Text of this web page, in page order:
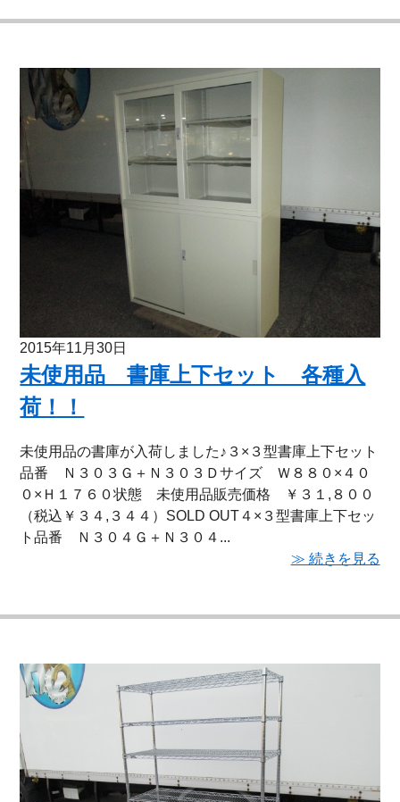
2015年11月30日
未使用品 書庫上下セット 各種入
荷！！
未使用品の書庫が入荷しました♪３×３型書庫上下セット
品番 Ｎ３０３Ｇ＋Ｎ３０３Ｄサイズ Ｗ８８０×４０
０×Ｈ１７６０状態 未使用品販売価格 ￥３１,８００
（税込￥３４,３４４）SOLD OUT４×３型書庫上下セッ
ト品番 Ｎ３０４Ｇ＋Ｎ３０４...
≫ 続きを見る